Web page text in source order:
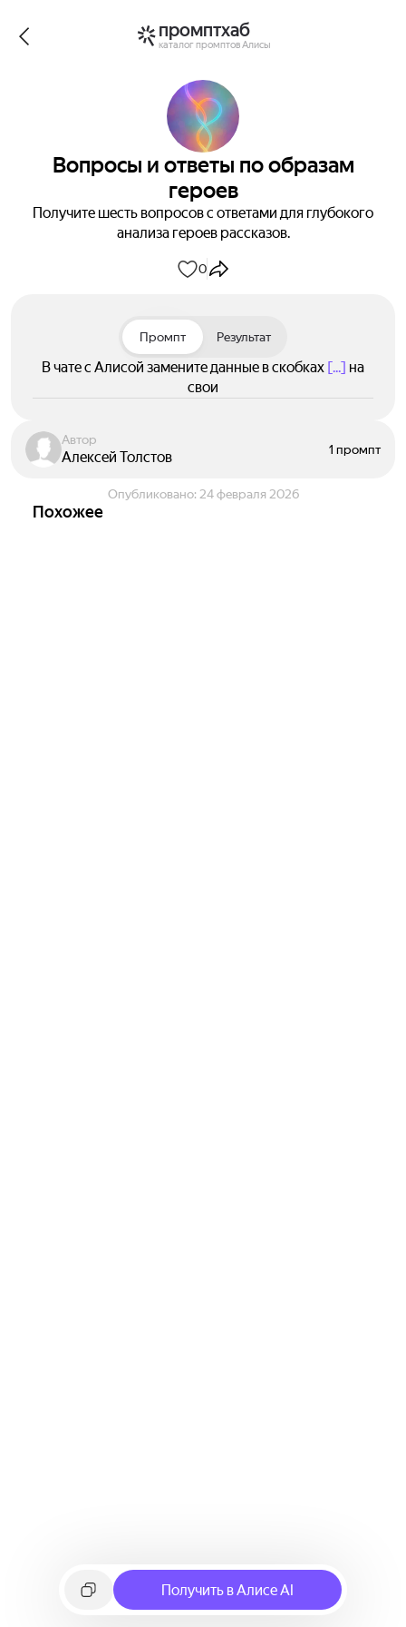
промптхаб
каталог промптов Алисы
Вопросы и ответы по образам
героев
Получите шесть вопросов с ответами для глубокого
анализа героев рассказов.
0
Промпт Результат
В чате с Алисой замените данные в скобках [...] на
свои
Автор
Алексей Толстов 1 промпт
Опубликовано: 24 февраля 2026
Похожее
Получить в Алисе AI